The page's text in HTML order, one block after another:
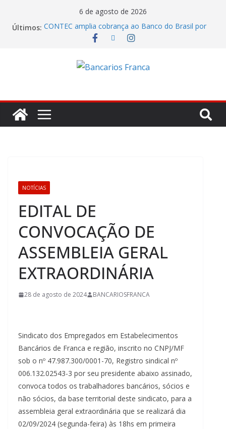
6 de agosto de 2026
Últimos: CONTEC amplia cobrança ao Banco do Brasil por
remuneração, segurança e qualificação
Fenaban tenta transformar reivindicações em
prejuízo e segura proposta econômica
Eleições SantanderPrevi começam nesta segunda-
feira (3)
NOTÍCIAS
EDITAL DE
CONVOCAÇÃO DE
ASSEMBLEIA GERAL
EXTRAORDINÁRIA
28 de agosto de 2024 BANCARIOSFRANCA
Sindicato dos Empregados em Estabelecimentos
Bancários de Franca e região, inscrito no CNPJ/MF
sob o nº 47.987.300/0001-70, Registro sindical nº
006.132.02543-3 por seu presidente abaixo assinado,
convoca todos os trabalhadores bancários, sócios e
não sócios, da base territorial deste sindicato, para a
assembleia geral extraordinária que se realizará dia
02/09/2024 (segunda-feira) às 18hs em primeira